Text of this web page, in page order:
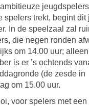
jeugdspelers
spelers trekt, begint dit
In de speelzaal zal
die negen ronden
om 14.00 uur;
is er ’s ochtends
(de zesde in
om 15.00 uur.
voor spelers met